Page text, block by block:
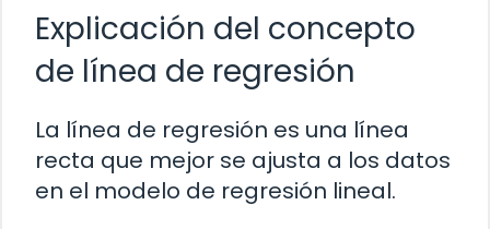
Explicación del concepto
de línea de regresión
La línea de regresión es una línea
recta que mejor se ajusta a los datos
en el modelo de regresión lineal.